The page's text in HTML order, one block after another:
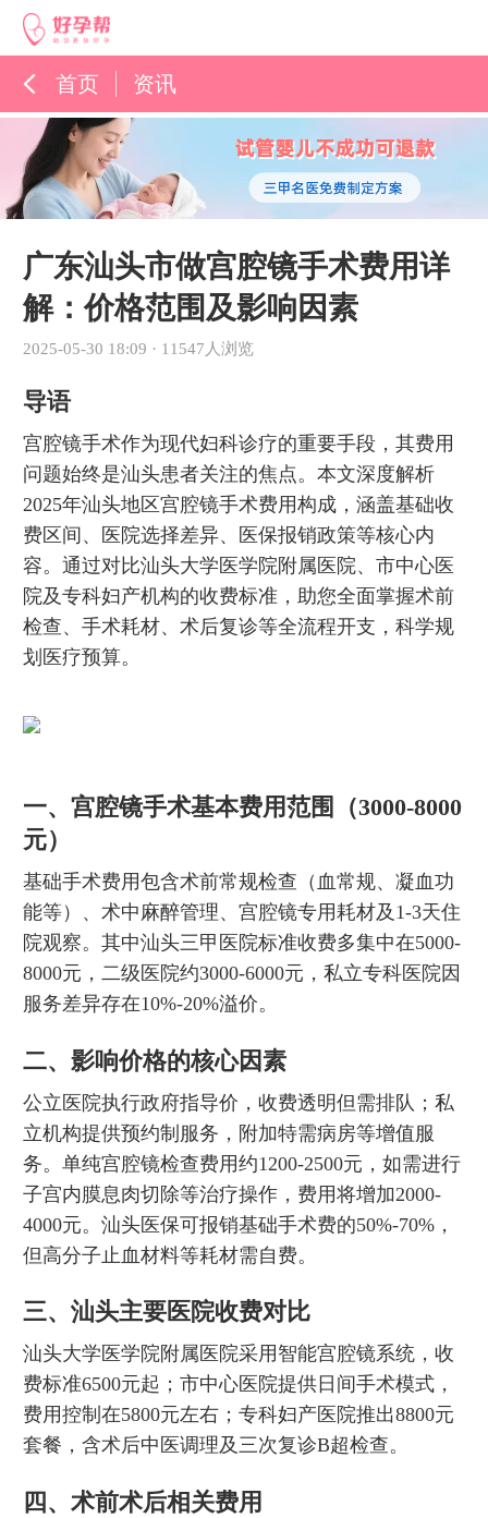
首页 资讯
孕育百科
综合资讯
广东汕头市做宫腔镜手术费用详
解：价格范围及影响因素
2025-05-30 18:09 · 11547人浏览
导语
宫腔镜手术作为现代妇科诊疗的重要手段，其费用
问题始终是汕头患者关注的焦点。本文深度解析
2025年汕头地区宫腔镜手术费用构成，涵盖基础收
费区间、医院选择差异、医保报销政策等核心内
容。通过对比汕头大学医学院附属医院、市中心医
院及专科妇产机构的收费标准，助您全面掌握术前
检查、手术耗材、术后复诊等全流程开支，科学规
划医疗预算。
一、宫腔镜手术基本费用范围（3000-8000
元）
基础手术费用包含术前常规检查（血常规、凝血功
能等）、术中麻醉管理、宫腔镜专用耗材及1-3天住
院观察。其中汕头三甲医院标准收费多集中在5000-
8000元，二级医院约3000-6000元，私立专科医院因
服务差异存在10%-20%溢价。
二、影响价格的核心因素
公立医院执行政府指导价，收费透明但需排队；私
立机构提供预约制服务，附加特需病房等增值服
务。单纯宫腔镜检查费用约1200-2500元，如需进行
子宫内膜息肉切除等治疗操作，费用将增加2000-
4000元。汕头医保可报销基础手术费的50%-70%，
但高分子止血材料等耗材需自费。
三、汕头主要医院收费对比
汕头大学医学院附属医院采用智能宫腔镜系统，收
费标准6500元起；市中心医院提供日间手术模式，
费用控制在5800元左右；专科妇产医院推出8800元
套餐，含术后中医调理及三次复诊B超检查。
四、术前术后相关费用